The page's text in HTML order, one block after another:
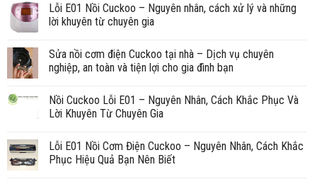
Lỗi E01 Nồi Cuckoo – Nguyên nhân, cách xử lý và những
lời khuyên từ chuyên gia
Sửa nồi cơm điện Cuckoo tại nhà – Dịch vụ chuyên
nghiệp, an toàn và tiện lợi cho gia đình bạn
Nồi Cuckoo Lỗi E01 – Nguyên Nhân, Cách Khắc Phục Và
Lời Khuyên Từ Chuyên Gia
Lỗi E01 Nồi Cơm Điện Cuckoo – Nguyên Nhân, Cách Khắc
Phục Hiệu Quả Bạn Nên Biết